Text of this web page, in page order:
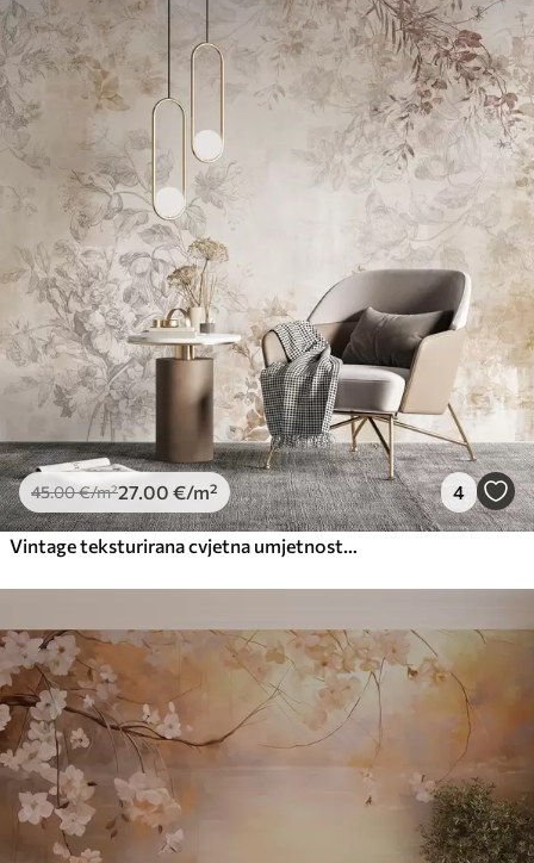
45.00€/m²27.00 €/m² 4
Vintage teksturirana cvjetna umjetnost s ilustracijama nježnog vrtnog cvijeća i lišća u stilu crtanja, mekim pastelnim bež i sepia tonovima